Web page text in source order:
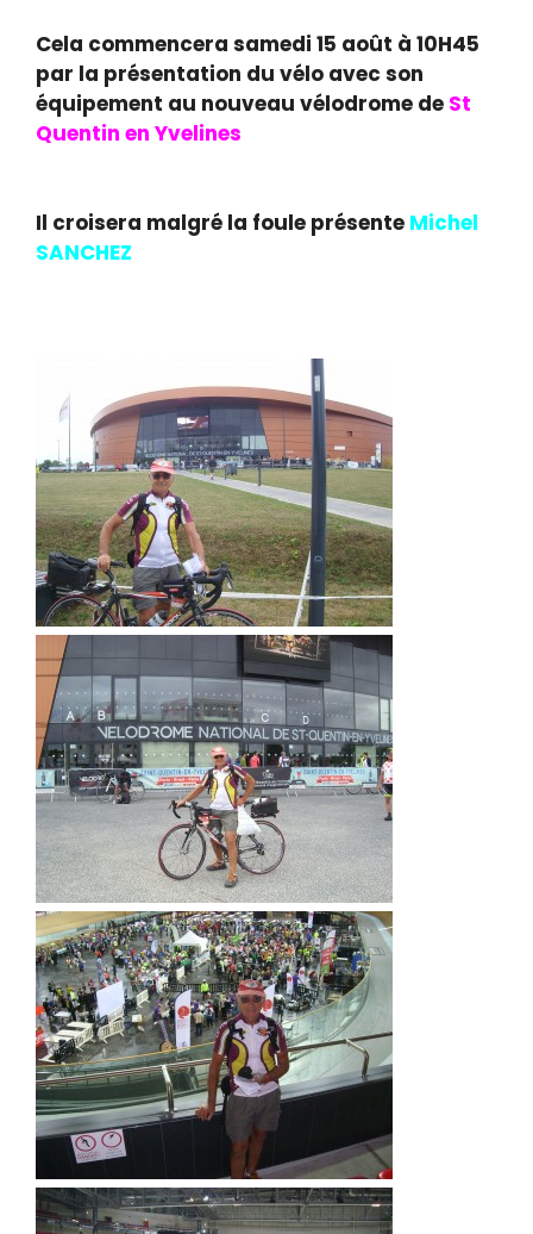
Cela commencera samedi 15 août à 10H45
par la présentation du vélo avec son
équipement au nouveau vélodrome de St
Quentin en Yvelines
Il croisera malgré la foule présente Michel
SANCHEZ